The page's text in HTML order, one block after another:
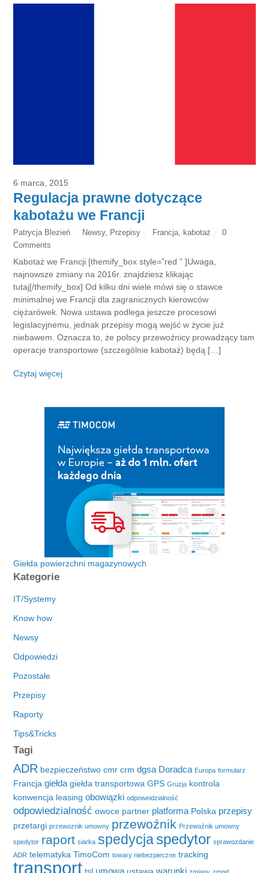
6 marca, 2015
Regulacja prawne dotyczące
kabotażu we Francji
Patrycja Blezień Newsy, Przepisy Francja, kabotaż
0
Comments
Kabotaż we Francji [themify_box style=”red ” ]Uwaga,
najnowsze zmiany na 2016r. znajdziesz klikając
tutaj[/themify_box] Od kilku dni wiele mówi się o stawce
minimalnej we Francji dla zagranicznych kierowców
ciężarówek. Nowa ustawa podlega jeszcze procesowi
legislacyjnemu, jednak przepisy mogą wejść w życie już
niebawem. Oznacza to, że polscy przewoźnicy prowadzący tam
operacje transportowe (szczególnie kabotaż) będą […]
Czytaj więcej
Giełda powierzchni magazynowych
Kategorie
IT/Systemy
Know how
Newsy
Odpowiedzi
Pozostałe
Przepisy
Raporty
Tips&Tricks
Tagi
ADR bezpieczeństwo cmr crm dgsa Doradca Europa formularz
Francja giełda giełda transportowa GPS Gruzja kontrola
konwencja leasing obowiązki odpoweidzialność
odpowiedzialność owoce partner platforma Polska przepisy
przetargi przewoznik umowny przewoźnik Przewoźnik umowny
spedytor raport siarka spedycjaspedytor sprawozdanie
ADR telematyka TimoCom towary niebezpieczne tracking
transport umowa warunki